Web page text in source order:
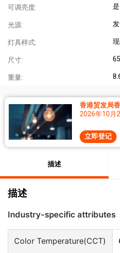
可调亮度: 是
光源:
灯具样式:
尺寸:
重量:
香港贸发局
2026年10月
立即登记
描述
描述
Industry-specific attributes
Color Temperature(CCT)